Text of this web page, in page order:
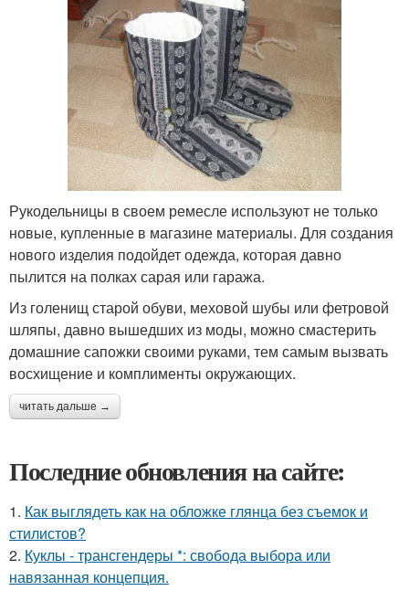
Рукодельницы в своем ремесле используют не только
новые, купленные в магазине материалы. Для создания
нового изделия подойдет одежда, которая давно
пылится на полках сарая или гаража.
Из голенищ старой обуви, меховой шубы или фетровой
шляпы, давно вышедших из моды, можно смастерить
домашние сапожки своими руками, тем самым вызвать
восхищение и комплименты окружающих.
читать дальше →
Последние обновления на сайте:
1. Как выглядеть как на обложке глянца без съемок и
стилистов?
2. Куклы - трансгендеры *: свобода выбора или
навязанная концепция.